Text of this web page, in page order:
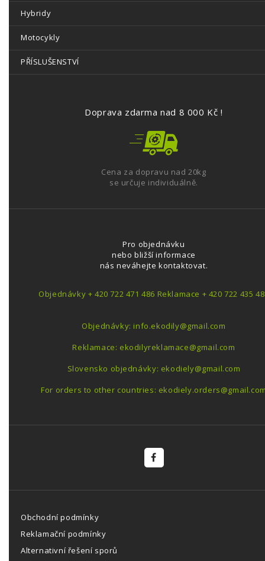
Hybridy
Motocykly
PŘÍSLUŠENSTVÍ
Doprava zdarma nad 8 000 Kč !
Cena za dopravu nad 20kg
se určuje individuálně.
Pro objednávku
nebo bližší informace
nás neváhejte kontaktovat.
Objednávky + 420 722 471 486 Reklamace + 420 722 435
Objednávky: info.ekodily@gmail.com
Reklamace: ekodilyreklamace@gmail.com
Slovensko objednávky: ekodiely@gmail.com
For orders to other countries:
Obchodní podmínky
Reklamační podmínky
Alternativní řešení sporů